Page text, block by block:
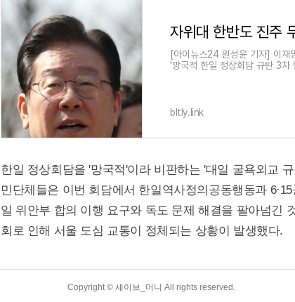
[아이뉴스24 원성윤 기자] 이재
'망국적 한일 정상회담 규탄 3차
bltly.link
한일 정상회담을 '망국적'이라 비판하는 '대일 굴욕외교
민단체들은 이번 회담에서 한일역사정의공동행동과
일 위안부 합의 이행 요구와 독도 문제 해결을 팔아넘긴
회로 인해 서울 도심 교통이 정체되는 상황이 발생했다.
Copyright © 세이브_머니 All rights reserved.